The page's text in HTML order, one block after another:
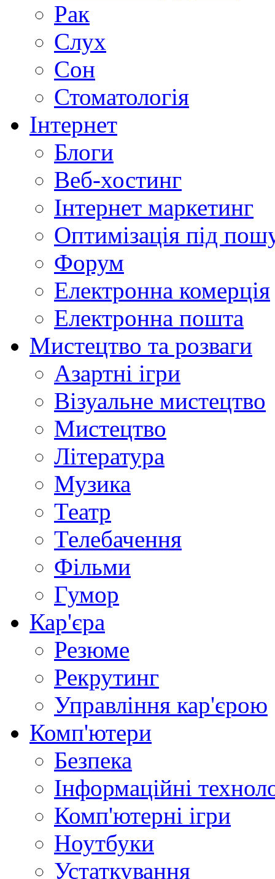
Рак
Слух
Сон
Стоматологія
Інтернет
Блоги
Веб-хостинг
Інтернет маркетинг
Оптимізація під
Форум
Електронна комерція
Електронна пошта
Мистецтво та розваги
Азартні ігри
Візуальне мистецтво
Мистецтво
Література
Музика
Театр
Телебачення
Фільми
Гумор
Кар'єра
Резюме
Рекрутинг
Управління кар'єрою
Комп'ютери
Безпека
Інформаційні
Комп'ютерні ігри
Ноутбуки
Устаткування